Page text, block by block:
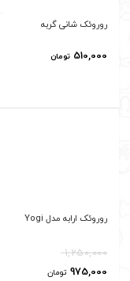
روروئک شانی گربه
510,000 تومان
روروئک ارابه مدل Yogi
1,250,000
975,000 تومان